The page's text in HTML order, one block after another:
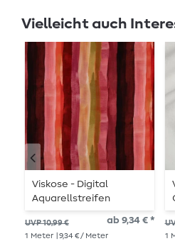
Vielleicht auch
Viskose - Digital
Aquarellstreifen
Bordeaux
UVP 10,99 € ab 9,34 € *
1 Meter | 9,34 € / Meter 1